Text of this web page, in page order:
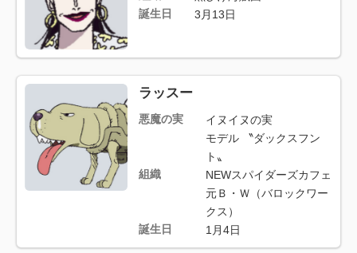
誕生日
3月13日
ラッスー
悪魔の実
イヌイヌの実
モデル 〝ダックスフン
ト〟
組織
NEWスパイダーズカフェ
元Ｂ・Ｗ（バロックワー
クス）
誕生日
1月4日